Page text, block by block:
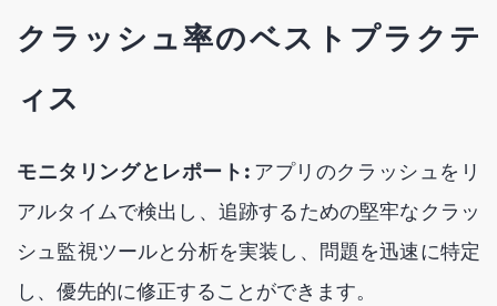
クラッシュ率のベストプラクテ
ィス
モニタリングとレポート:アプリのクラッシュをリ
アルタイムで検出し、追跡するための堅牢なクラッ
シュ監視ツールと分析を実装し、問題を迅速に特定
し、優先的に修正することができます。